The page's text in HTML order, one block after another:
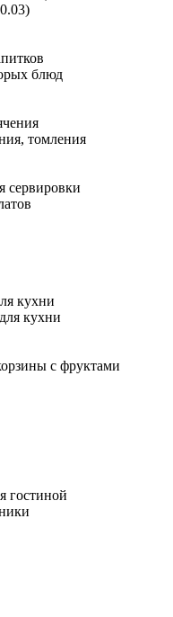
блюд
томления
сервировки
кухни
кухни
с фруктами
гостиной